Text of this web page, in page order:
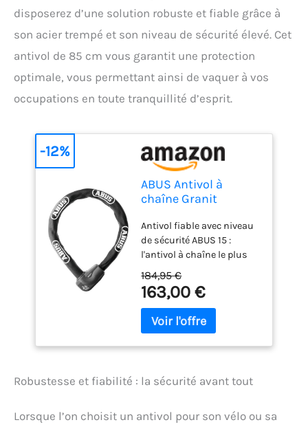
disposerez d’une solution robuste et fiable grâce à
son acier trempé et son niveau de sécurité élevé. Cet
antivol de 85 cm vous garantit une protection
optimale, vous permettant ainsi de vaquer à vos
occupations en toute tranquillité d’esprit.
ABUS Antivol à
chaîne Granit
- antivol vélo en Acier
trempé - Niveau de
sécurité 15
Antivol fiable avec niveau
de sécurité ABUS 15 :
l'antivol à chaîne le plus
sûr d'ABUS avec une
chaîne hexagonale de 10
mm d'épaisseur protège
votre vélo grâce au
cylindre XPlus d'ABUS et à
et les pièces porteuses du
verrouillage sont en acier
184,95 €
163,00 €
-12%
Robustesse et fiabilité : la sécurité avant tout
Lorsque l’on choisit un antivol pour son vélo ou sa